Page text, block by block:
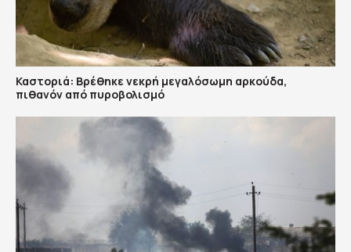
Καστοριά: Βρέθηκε νεκρή μεγαλόσωμη αρκούδα,
πιθανόν από πυροβολισμό